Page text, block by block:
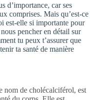
d’importance, car ses
comprises. Mais qu’est-ce
est-elle si importante pour
pencher en détail sur
tu peux t’assurer que
ta santé de manière
nom de cholécalciférol, est